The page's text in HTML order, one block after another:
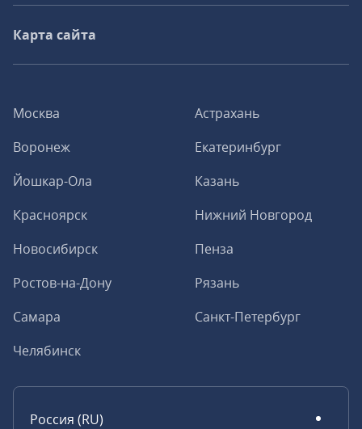
Москва
Астрахань
Воронеж
Екатеринбург
Йошкар-Ола
Казань
Красноярск
Нижний Новгород
Новосибирск
Пенза
Ростов-на-Дону
Рязань
Самара
Санкт-Петербург
Челябинск
Россия (RU)
Карта сайта